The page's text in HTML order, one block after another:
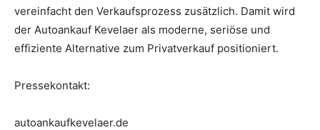
vereinfacht den Verkaufsprozess zusätzlich. Damit wird
der Autoankauf Kevelaer als moderne, seriöse und
effiziente Alternative zum Privatverkauf positioniert.
Pressekontakt:
autoankaufkevelaer.de